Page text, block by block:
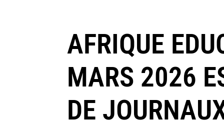
AFRIQUE
MARS 2026
DE